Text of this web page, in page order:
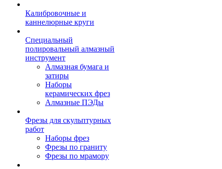
Калибровочные и
каннелюрные круги
Специальный
полировальный алмазный
инструмент
Алмазная бумага и
затиры
Наборы
керамических фрез
Алмазные ПЭДы
Фрезы для скульптурных
работ
Наборы фрез
Фрезы по граниту
Фрезы по мрамору